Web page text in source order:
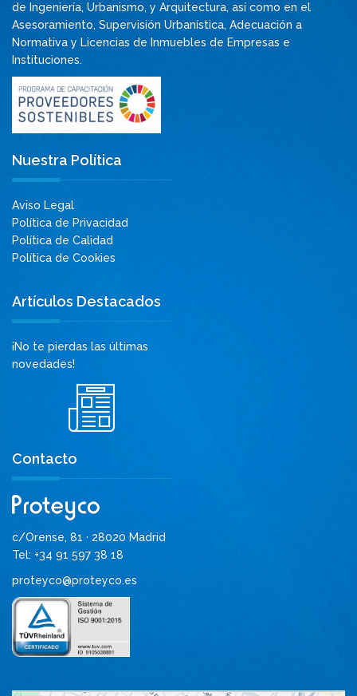
de Ingeniería, Urbanismo, y Arquitectura, así como en el
Asesoramiento, Supervisión Urbanística, Adecuación a
Normativa y Licencias de Inmuebles de Empresas e
Instituciones.
Nuestra Política
Aviso Legal
Política de Privacidad
Política de Calidad
Política de Cookies
Artículos Destacados
¡No te pierdas las últimas
novedades!
Contacto
c/Orense, 81 · 28020 Madrid
Tel: +34 91 597 38 18
proteyco@proteyco.es